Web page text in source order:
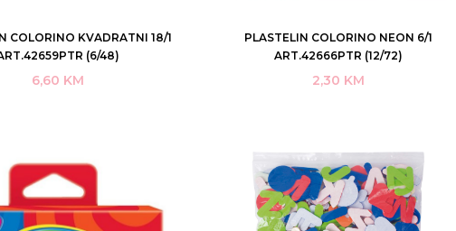
DODAJ U KORPU
KUPI ODMAH
COLORINO KVADRATNI 18/1
(6/48)
6,60 KM
DODAJ U KORPU
KUPI ODMAH
PLASTELIN COLORINO NEON 6/1
ART.42666PTR (12/72)
2,30 KM